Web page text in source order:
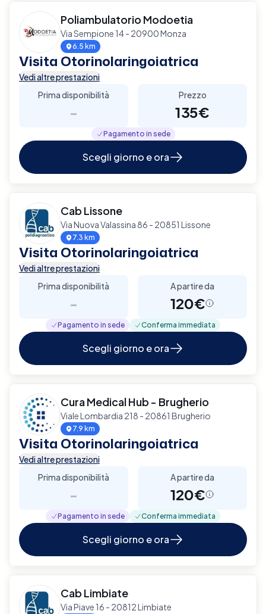
Poliambulatorio Modoetia
Via Sempione 14 - 20900 Monza
6.5 km
Visita Otorinolaringoiatrica
Vedi altre prestazioni
Prima disponibilità
-
Prezzo
135€
Pagamento in sede
Scegli giorno e ora
Cab Lissone
Via Nuova Valassina 86 - 20851 Lissone
7.3 km
Visita Otorinolaringoiatrica
Vedi altre prestazioni
Prima disponibilità
-
A partire da
120€
Pagamento in sede Conferma immediata
Scegli giorno e ora
Cura Medical Hub - Brugherio
Viale Lombardia 218 - 20861 Brugherio
7.9 km
Visita Otorinolaringoiatrica
Vedi altre prestazioni
Prima disponibilità
-
A partire da
120€
Pagamento in sede Conferma immediata
Scegli giorno e ora
Cab Limbiate
Via Piave 16 - 20812 Limbiate